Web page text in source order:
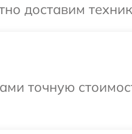
доставим
точную